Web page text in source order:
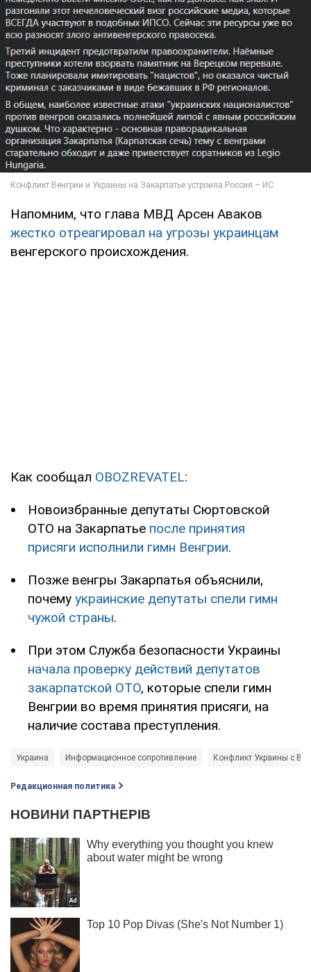
Напомним, что глава МВД Арсен Аваков
жестко отреагировал на угрозы украинцам
венгерского происхождения.
Как сообщал OBOZREVATEL:
Новоизбранные депутаты Сюртовской
ОТО на Закарпатье после принятия
присяги исполнили гимн Венгрии.
Позже венгры Закарпатья объяснили,
почему украинские депутаты спели гимн
чужой страны.
При этом Служба безопасности Украины
начала проверку действий депутатов
закарпатской ОТО, которые спели гимн
Венгрии во время принятия присяги, на
наличие состава преступления.
Украина Информационное сопротивление Конфликт Украины с
Редакционная политика